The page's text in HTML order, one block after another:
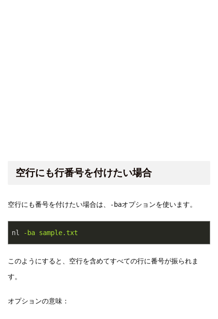
空行にも行番号を付けたい場合
空行にも番号を付けたい場合は、 -baオプションを使います。
nl -ba sample.txt
このようにすると、空行を含めてすべての行に番号が振られま
す。
オプションの意味：